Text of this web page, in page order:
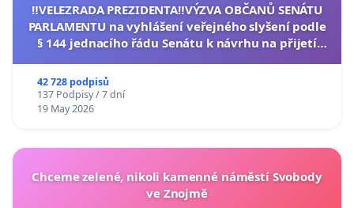
‼️VELEZRADA PREZIDENTA‼️VÝZVA OBČANŮ SENÁTU
PARLAMENTU na vyhlášení veřejného slyšení podle
§ 144 jednacího řádu Senátu k návrhu na přijetí
42 728 podpisů
137 Podpisy / 7 dní
19 May 2026
Chceme zelené, nikoli kamenné náměstí Svobody
ve Znojmě